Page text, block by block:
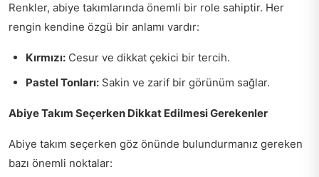
Renkler, abiye takımlarında önemli bir role sahiptir. Her
rengin kendine özgü bir anlamı vardır:
Kırmızı: Cesur ve dikkat çekici bir tercih.
Pastel Tonları: Sakin ve zarif bir görünüm sağlar.
Abiye Takım Seçerken Dikkat Edilmesi Gerekenler
Abiye takım seçerken göz önünde bulundurmanız gereken
bazı önemli noktalar: